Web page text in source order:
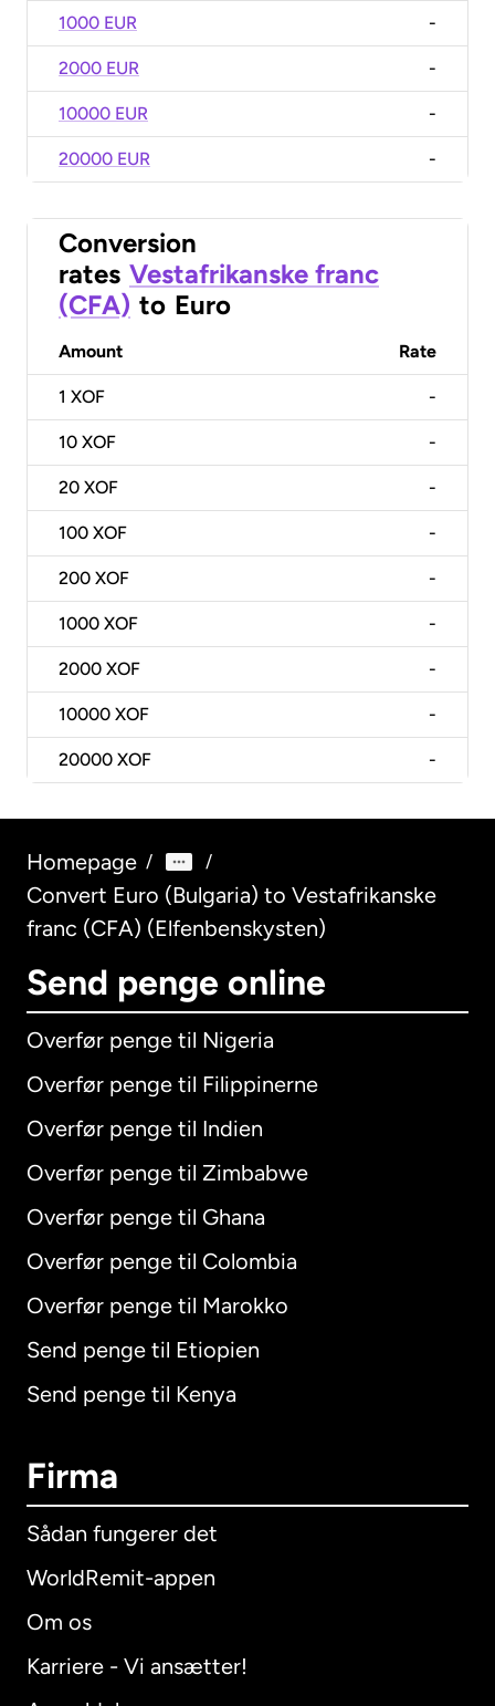
1000 EUR -
2000 EUR -
10000 EUR -
20000 EUR -
Conversion
rates Vestafrikanske franc
(CFA) to Euro
Amount Rate
1 XOF -
10 XOF -
20 XOF -
100 XOF -
200 XOF -
1000 XOF -
2000 XOF -
10000 XOF -
20000 XOF -
Homepage / /
Convert Euro (Bulgaria) to Vestafrikanske
franc (CFA) (Elfenbenskysten)
Send penge online
Overfør penge til Nigeria
Overfør penge til Filippinerne
Overfør penge til Indien
Overfør penge til Zimbabwe
Overfør penge til Ghana
Overfør penge til Colombia
Overfør penge til Marokko
Send penge til Etiopien
Send penge til Kenya
Firma
Sådan fungerer det
WorldRemit-appen
Om os
Karriere - Vi ansætter!